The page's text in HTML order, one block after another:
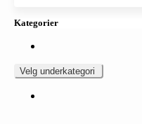
Kategorier
Velg underkategori